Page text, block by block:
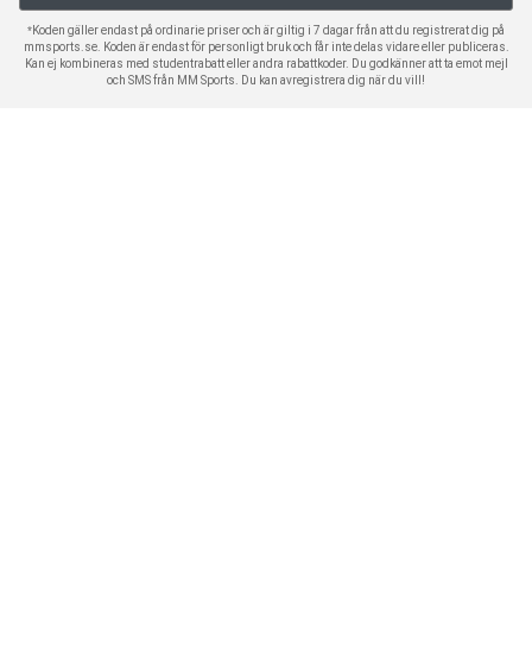
*Koden gäller endast på ordinarie priser och är giltig i 7 dagar från att du registrerat dig på
mmsports.se. Koden är endast för personligt bruk och får inte delas vidare eller publiceras.
Kan ej kombineras med studentrabatt eller andra rabattkoder. Du godkänner att ta emot mejl
och SMS från MM Sports. Du kan avregistrera dig när du vill!